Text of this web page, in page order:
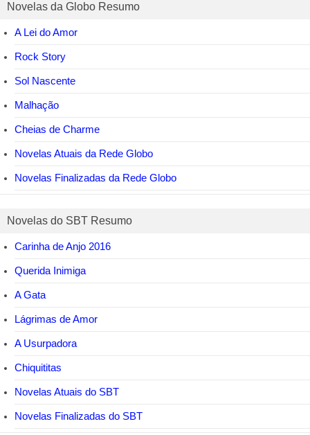
Novelas da Globo Resumo
A Lei do Amor
Rock Story
Sol Nascente
Malhação
Cheias de Charme
Novelas Atuais da Rede Globo
Novelas Finalizadas da Rede Globo
Novelas do SBT Resumo
Carinha de Anjo 2016
Querida Inimiga
A Gata
Lágrimas de Amor
A Usurpadora
Chiquititas
Novelas Atuais do SBT
Novelas Finalizadas do SBT